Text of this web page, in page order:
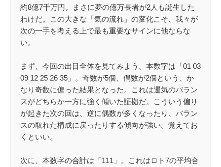
約8億7千万円。まさに夢の億万長者が2人も誕生した
わけだ。この大きな「気の流れ」の変化こそ、我々が
次の一手を考える上で最も重要なサインに他ならな
い。
まず、今回の出目全体を見てみよう。本数字は「01 03
09 12 25 26 35」。奇数が5個、偶数が2個という、か
なり奇数に偏った結果となった。これは運気のバラン
スがどちらか一方に強く傾いた証拠だ。こういう偏り
が起きた次の回は、逆に偶数が多くなったり、バラン
スの取れた構成に戻ったりする傾向が強い。覚えてお
くといい。
次に、本数字の合計は「111」。これはロト7の平均合